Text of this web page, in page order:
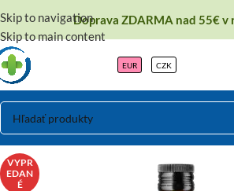
Skip to navigation
Skip to main content
Doprava ZDARMA nad 55€ v
EUR CZK
VYPR
EDAN
É